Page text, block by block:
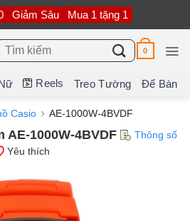
Giảm Sâu Mua 1 tặng 1
0
Reels Treo Tường Để Bàn
Casio AE-1000W-4BVDF
AE-1000W-4BVDF
Thông số
Yêu thích